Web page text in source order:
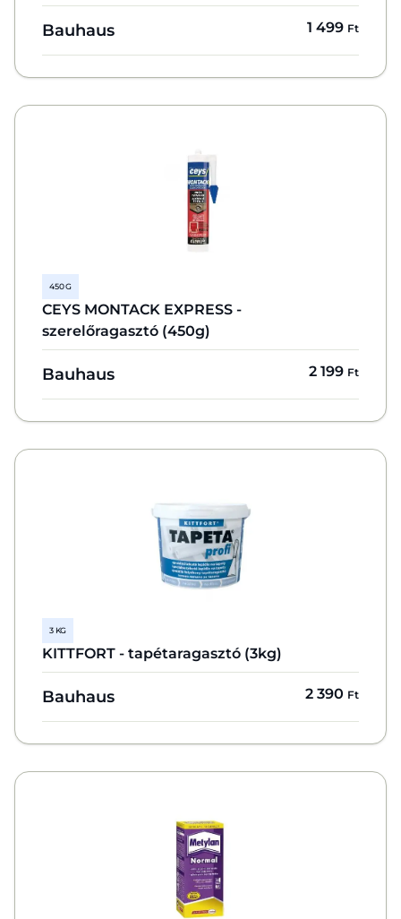
Bauhaus 1 499 Ft
450 G
CEYS MONTACK EXPRESS -
szerelőragasztó (450g)
Bauhaus 2 199 Ft
3 KG
KITTFORT - tapétaragasztó (3kg)
Bauhaus 2 390 Ft